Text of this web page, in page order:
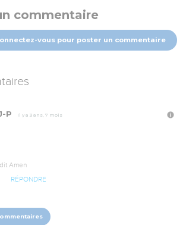
commentaire
vous pour poster un commentaire
P Il y a 3 ans, 7 mois
Amen
RÉPONDRE